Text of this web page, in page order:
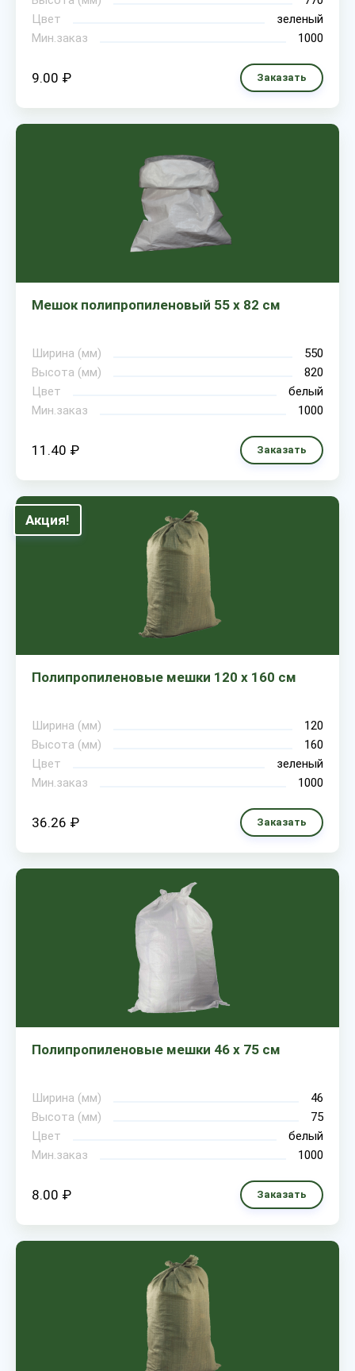
Цвет
зеленый
Мин.заказ
1000
9.00 ₽ Заказать
Мешок полипропиленовый 55 х 82 см
Ширина (мм)
550
Высота (мм)
820
Цвет
белый
Мин.заказ
1000
11.40 ₽ Заказать
Акция!
Полипропиленовые мешки 120 х 160 см
Ширина (мм)
120
Высота (мм)
160
Цвет
зеленый
Мин.заказ
1000
36.26 ₽ Заказать
Полипропиленовые мешки 46 х 75 см
Ширина (мм)
46
Высота (мм)
75
Цвет
белый
Мин.заказ
1000
8.00 ₽ Заказать